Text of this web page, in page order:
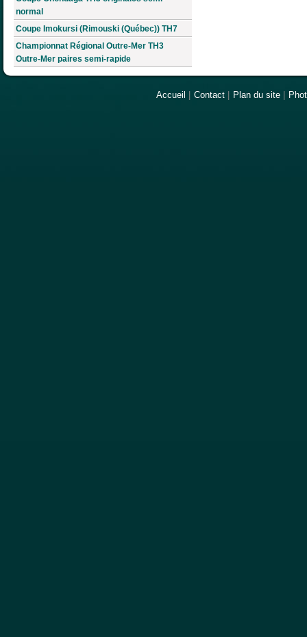
normal
Coupe Imokursi (Rimouski (Québec)) TH7
Championnat Régional Outre-Mer TH3
Outre-Mer paires semi-rapide
Accueil Contact Plan du site